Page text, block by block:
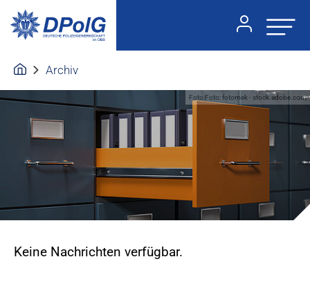
Archiv
Foto:Foto: fotomek - stock.adobe.com
Keine Nachrichten verfügbar.